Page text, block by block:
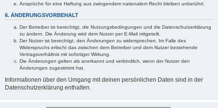
Ansprüche für eine Haftung aus zwingendem nationalem Recht bleiben unberührt.
6. ÄNDERUNGSVORBEHALT
Der Betreiber ist berechtigt, die Nutzungsbedingungen und die Datenschutzerklärung
zu ändern. Die Änderung wird dem Nutzer per E-Mail mitgeteilt.
Der Nutzer ist berechtigt, den Änderungen zu widersprechen. Im Falle des
Widerspruchs erlischt das zwischen dem Betreiber und dem Nutzer bestehende
Vertragsverhältnis mit sofortiger Wirkung.
Die Änderungen gelten als anerkannt und verbindlich, wenn der Nutzer den
Änderungen zugestimmt hat.
Informationen über den Umgang mit deinen persönlichen Daten sind in der
Datenschutzerklärung enthalten.